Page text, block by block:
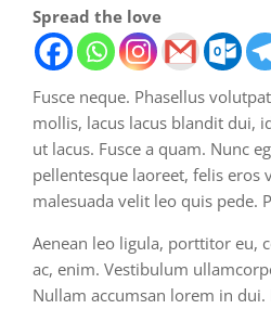
Spread the love
Fusce neque. Phasellus
mollis, lacus lacus blandit dui,
ut lacus. Fusce a quam. Nunc
pellentesque laoreet, felis eros
malesuada velit leo quis pede.
Aenean leo ligula, porttitor eu,
ac, enim. Vestibulum
Nullam accumsan lorem in